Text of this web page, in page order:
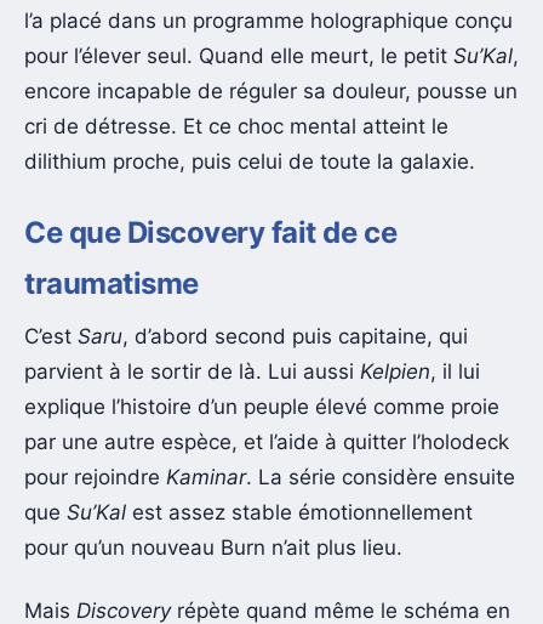
l’a placé dans un programme holographique conçu
pour l’élever seul. Quand elle meurt, le petit Su’Kal,
encore incapable de réguler sa douleur, pousse un
cri de détresse. Et ce choc mental atteint le
dilithium proche, puis celui de toute la galaxie.
Ce que Discovery fait de ce
traumatisme
C’est Saru, d’abord second puis capitaine, qui
parvient à le sortir de là. Lui aussi Kelpien, il lui
explique l’histoire d’un peuple élevé comme proie
par une autre espèce, et l’aide à quitter l’holodeck
pour rejoindre Kaminar. La série considère ensuite
que Su’Kal est assez stable émotionnellement
pour qu’un nouveau Burn n’ait plus lieu.
Mais Discoveryrépète quand même le schéma en